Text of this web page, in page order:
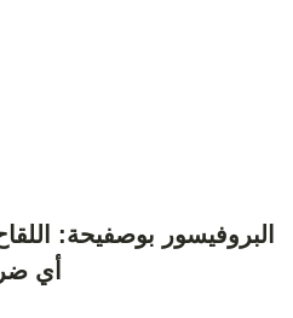
البروفيسور بوصفيحة:
أي